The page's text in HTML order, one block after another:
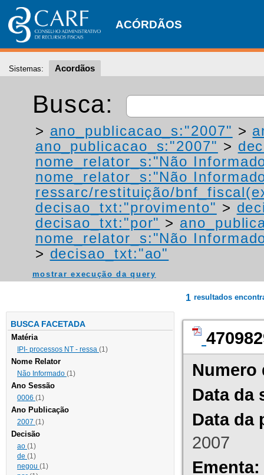
ACÓRDÃOS
Sistemas: Acordãos
Busca:
> ano_publicacao_s:"2007" >
ano_publicacao_s:"2007" >
nome_relator_s:"Não
nome_relator_s:"Não
ressarc/restituição/
decisao_txt:"provimento" >
decisao_txt:"por" >
nome_relator_s:"Não
> decisao_txt:"ao"
mostrar execução da query
BUSCA FACETADA
Matéria
IPI- processos NT - ressa (1)
Nome Relator
Não Informado (1)
Ano Sessão
0006 (1)
Ano Publicação
2007 (1)
Decisão
ao (1)
de (1)
negou (1)
1 resultados
Numero
Data da
Data da
2007
Ementa: